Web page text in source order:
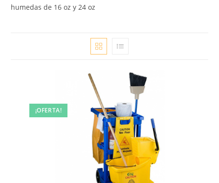
humedas de 16 oz y 24 oz
¡OFERTA!